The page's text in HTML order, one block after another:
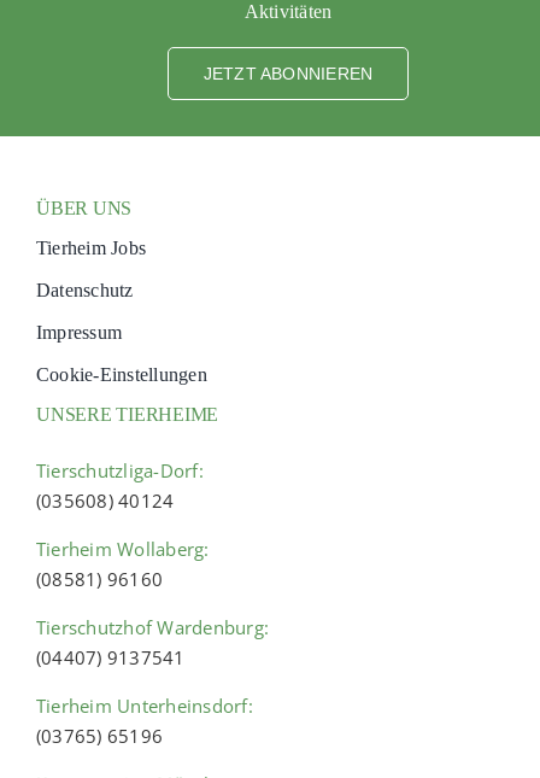
Aktivitäten
JETZT ABONNIEREN
ÜBER UNS
Tierheim Jobs
Datenschutz
Impressum
Cookie-Einstellungen
UNSERE TIERHEIME
Tierschutzliga-Dorf:
(035608) 40124
Tierheim Wollaberg:
(08581) 96160
Tierschutzhof Wardenburg:
(04407) 9137541
Tierheim Unterheinsdorf:
(03765) 65196